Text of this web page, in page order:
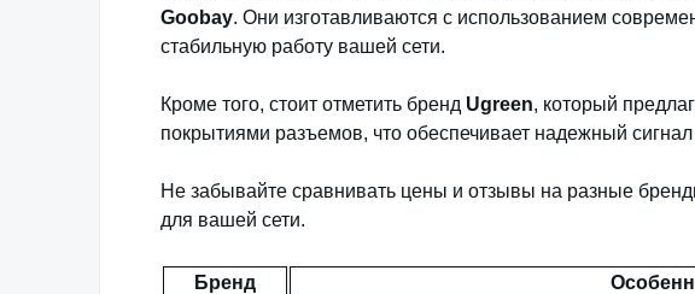
Goobay. Они изготавливаются с использованием
стабильную работу вашей сети.
Кроме того, стоит отметить бренд Ugreen, который
покрытиями разъемов, что обеспечивает надежный
Не забывайте сравнивать цены и отзывы на разные
для вашей сети.
Бренд